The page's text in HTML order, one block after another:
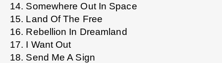
14. Somewhere Out In Space
15. Land Of The Free
16. Rebellion In Dreamland
17. I Want Out
18. Send Me A Sign